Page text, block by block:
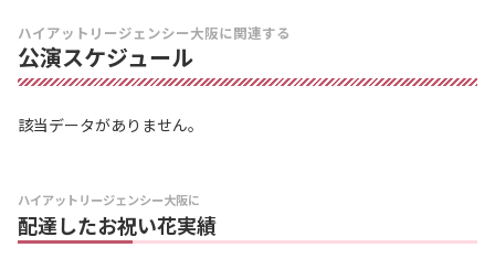
ハイアットリージェンシー大阪に関連する
公演スケジュール
該当データがありません。
ハイアットリージェンシー大阪に
配達したお祝い花実績